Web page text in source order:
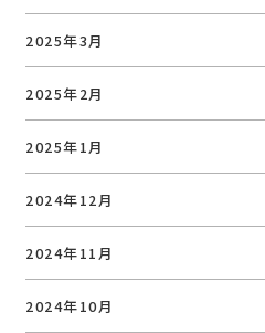
2025年3月
2025年2月
2025年1月
2024年12月
2024年11月
2024年10月